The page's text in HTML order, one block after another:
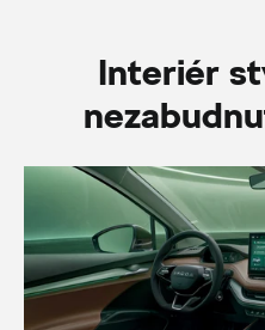
Interiér